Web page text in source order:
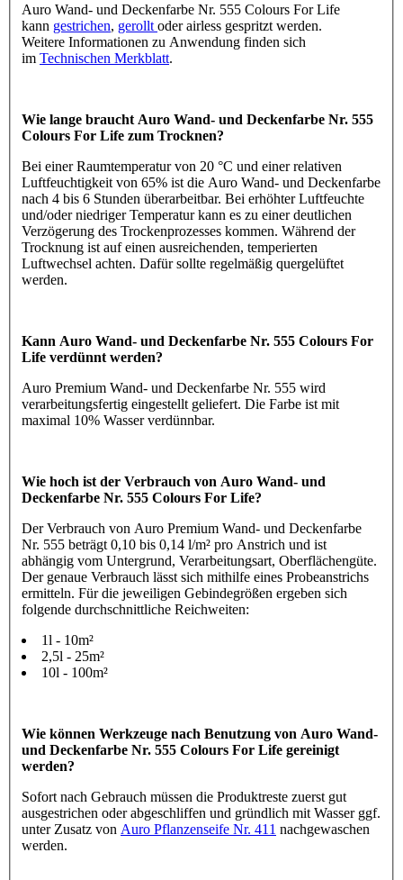
Auro Wand- und Deckenfarbe Nr. 555 Colours For Life
kann gestrichen, gerollt oder airless gespritzt werden.
Weitere Informationen zu Anwendung finden sich
im Technischen Merkblatt.
Wie lange braucht Auro Wand- und Deckenfarbe Nr. 555
Colours For Life zum Trocknen?
Bei einer Raumtemperatur von 20 °C und einer relativen
Luftfeuchtigkeit von 65% ist die Auro Wand- und Deckenfarbe
nach 4 bis 6 Stunden überarbeitbar. Bei erhöhter Luftfeuchte
und/oder niedriger Temperatur kann es zu einer deutlichen
Verzögerung des Trockenprozesses kommen. Während der
Trocknung ist auf einen ausreichenden, temperierten
Luftwechsel achten. Dafür sollte regelmäßig quergelüftet
werden.
Kann Auro Wand- und Deckenfarbe Nr. 555 Colours For
Life verdünnt werden?
Auro Premium Wand- und Deckenfarbe Nr. 555 wird
verarbeitungsfertig eingestellt geliefert. Die Farbe ist mit
maximal 10% Wasser verdünnbar.
Wie hoch ist der Verbrauch von Auro Wand- und
Deckenfarbe Nr. 555 Colours For Life?
Der Verbrauch von Auro Premium Wand- und Deckenfarbe
Nr. 555 beträgt 0,10 bis 0,14 l/m² pro Anstrich und ist
abhängig vom Untergrund, Verarbeitungsart, Oberflächengüte.
Der genaue Verbrauch lässt sich mithilfe eines Probeanstrichs
ermitteln. Für die jeweiligen Gebindegrößen ergeben sich
folgende durchschnittliche Reichweiten:
1l - 10m²
2,5l - 25m²
10l - 100m²
Wie können Werkzeuge nach Benutzung von Auro Wand-
und Deckenfarbe Nr. 555 Colours For Life gereinigt
werden?
Sofort nach Gebrauch müssen die Produktreste zuerst gut
ausgestrichen oder abgeschliffen und gründlich mit Wasser ggf.
unter Zusatz von Auro Pflanzenseife Nr. 411 nachgewaschen
werden.